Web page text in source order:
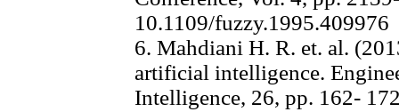
10.1109/fuzzy.1995.409976
6. Mahdiani H. R. et. al.
artificial intelligence.
Intelligence, 26, pp. 162-